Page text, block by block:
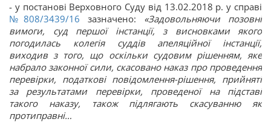
- у постанові Верховного Суду від 13.02.2018 р. у справі
№808/3439/16 зазначено: «Задовольняючи позовні
вимоги, суд першої інстанції, з висновками якого
погодилась колегія суддів апеляційної інстанції,
виходив з того, що оскільки судовим рішенням, яке
набрало законної сили, скасовано наказ про проведення
перевірки, податкові повідомлення-рішення, прийняті
за результатами перевірки, проведеної на підставі
такого наказу, також підлягають скасуванню як
протиправні…